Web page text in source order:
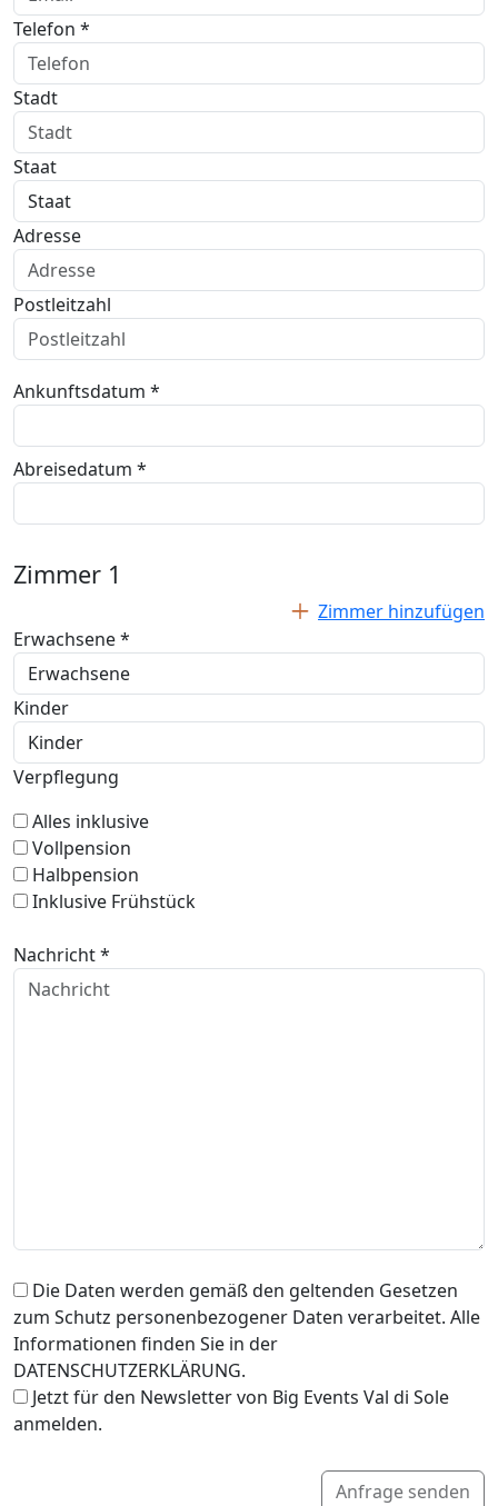
Telefon *
Stadt
Staat
Adresse
Postleitzahl
Ankunftsdatum *
Abreisedatum *
Zimmer 1
Zimmer hinzufügen
Erwachsene *
Kinder
Verpflegung
Alles inklusive
Vollpension
Halbpension
Inklusive Frühstück
Nachricht *
Die Daten werden gemäß den geltenden Gesetzen
zum Schutz personenbezogener Daten verarbeitet. Alle
Informationen finden Sie in der
DATENSCHUTZERKLÄRUNG.
Jetzt für den Newsletter von Big Events Val di Sole
anmelden.
Anfrage senden